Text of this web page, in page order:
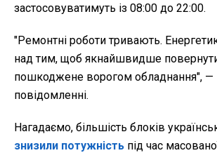
застосовуватимуть із 08:00 до 22:00.
"Ремонтні роботи тривають.
над тим, щоб якнайшвидше
пошкоджене ворогом обладнання", —
повідомленні.
Нагадаємо, більшість блоків
знизили потужність під час